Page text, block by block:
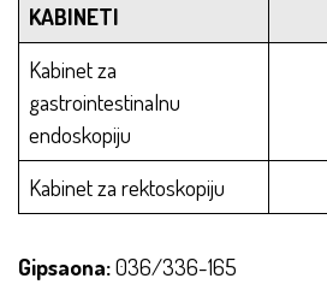
KABINETI
Kabinet za
gastrointestinalnu
endoskopiju
Kabinet za rektoskopiju
Gipsaona:036/336-165